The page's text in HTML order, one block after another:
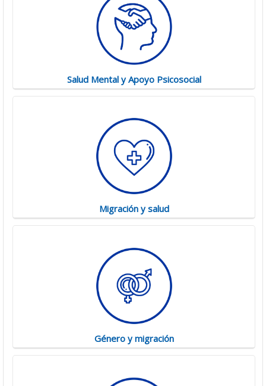
Salud Mental y Apoyo Psicosocial
Migración y salud
Género y migración